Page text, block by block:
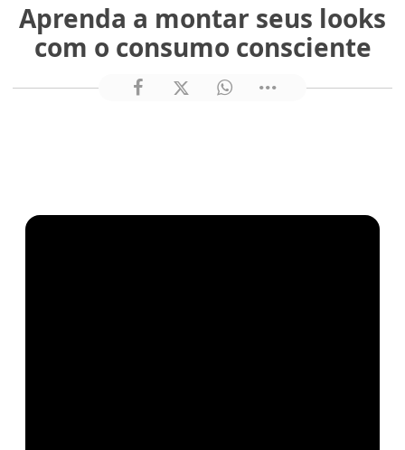
Aprenda a montar seus looks
com o consumo consciente